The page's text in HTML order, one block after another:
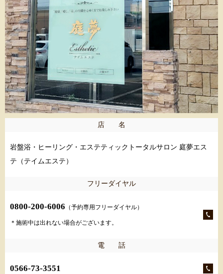
店 名
岩盤浴・ヒーリング・エステティックトータルサロン 庭夢エス
テ（テイムエステ）
フリーダイヤル
0800-200-6006 （予約専用フリーダイヤル）
＊施術中は出れない場合がございます。
電 話
0566-73-3551